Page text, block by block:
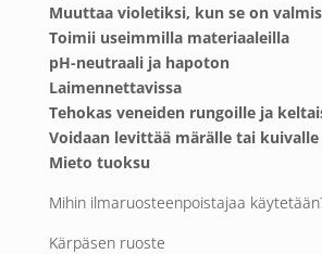
Muuttaa violetiksi, kun se on
Toimii useimmilla materiaaleilla
pH-neutraali ja hapoton
Laimennettavissa
Tehokas veneiden rungoille ja
Voidaan levittää märälle tai
Mieto tuoksu
Mihin ilmaruosteenpoistajaa
Kärpäsen ruoste